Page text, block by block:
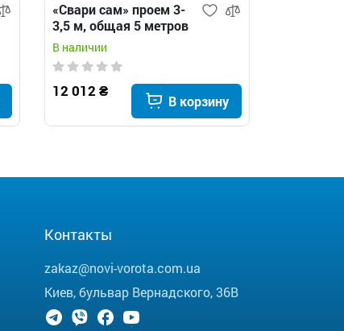
«Свари сам» проем 3-
3,5 м, общая 5 метров
с квадратным
хвостовиком -
откатные ворота
В наличии
12 012 ₴
В корзину
Контакты
zakaz@novi-vorota.com.ua
Киев, бульвар Вернадского, 36В